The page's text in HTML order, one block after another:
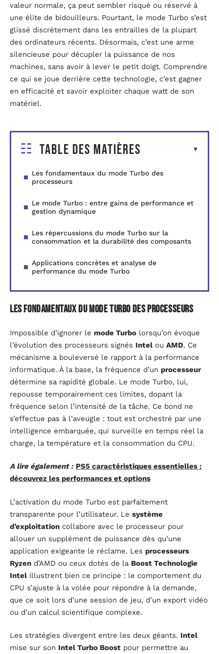
valeur normale, ça peut sembler risqué ou réservé à
une élite de bidouilleurs. Pourtant, le mode Turbo s’est
glissé discrètement dans les entrailles de la plupart
des ordinateurs récents. Désormais, c’est une arme
silencieuse pour décupler la puissance de nos
machines, sans avoir à lever le petit doigt. Comprendre
ce qui se joue derrière cette technologie, c’est gagner
en efficacité et savoir exploiter chaque watt de son
matériel.
Table des matières
Les fondamentaux du mode Turbo des
processeurs
Le mode Turbo : entre gains de performance et
gestion dynamique
Les répercussions du mode Turbo sur la
consommation et la durabilité des composants
Applications concrètes et analyse de
performance du mode Turbo
Les fondamentaux du mode Turbo des processeurs
Impossible d’ignorer le mode Turbo lorsqu’on évoque
l’évolution des processeurs signés Intel ou AMD. Ce
mécanisme a bouleversé le rapport à la performance
informatique. À la base, la fréquence d’un processeur
détermine sa rapidité globale. Le mode Turbo, lui,
repousse temporairement ces limites, dopant la
fréquence selon l’intensité de la tâche. Ce bond ne
s’effectue pas à l’aveugle : tout est orchestré par une
intelligence embarquée, qui surveille en temps réel la
charge, la température et la consommation du CPU.
A lire également : PS5 caractéristiques essentielles :
découvrez les performances et options
L’activation du mode Turbo est parfaitement
transparente pour l’utilisateur. Le système
d’exploitation collabore avec le processeur pour
allouer un supplément de puissance dès qu’une
application exigeante le réclame. Les processeurs
Ryzen d’AMD ou ceux dotés de la Boost Technologie
Intel illustrent bien ce principe : le comportement du
CPU s’ajuste à la volée pour répondre à la demande,
que ce soit lors d’une session de jeu, d’un export vidéo
ou d’un calcul scientifique complexe.
Les stratégies divergent entre les deux géants. Intel
mise sur son Intel Turbo Boost pour permettre au